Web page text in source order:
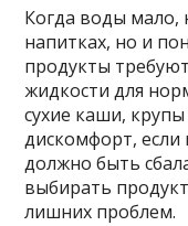
Когда воды мало,
напитках, но и
продукты
жидкости для
сухие каши,
дискомфорт,
должно быть
выбирать
лишних проблем.